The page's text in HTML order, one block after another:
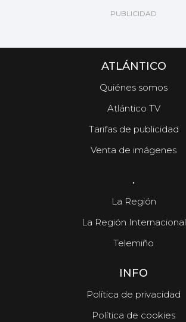
ATLÁNTICO
Quiénes somos
Atlántico TV
Tarifas de publicidad
Venta de imágenes
.
La Región
La Región Internacional
Telemiño
INFO
Política de privacidad
Política de cookies